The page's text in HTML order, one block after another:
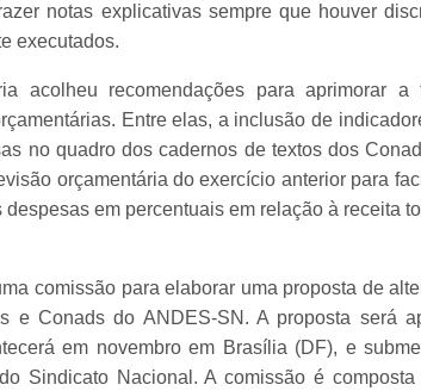
notas explicativas sempre que houver
executados.
acolheu recomendações para aprimorar a
Entre elas, a inclusão de
no quadro dos cadernos de textos dos
orçamentária do exercício anterior para
em percentuais em relação à receita
comissão para elaborar uma proposta de
e Conads do ANDES-SN. A proposta será
em novembro em Brasília (DF), e
Sindicato Nacional. A comissão é